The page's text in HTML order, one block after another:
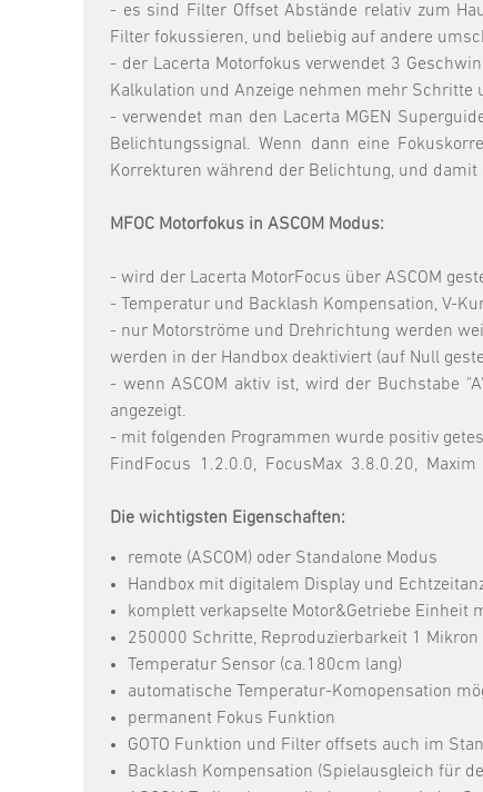
- es sind Filter Offset Abstände relativ zum
Filter fokussieren, und beliebig auf andere
- der Lacerta Motorfokus verwendet 3
Kalkulation und Anzeige nehmen mehr Schritte
- verwendet man den Lacerta MGEN
Belichtungssignal. Wenn dann eine
Korrekturen während der Belichtung, und
MFOC Motorfokus in ASCOM Modus:
- wird der Lacerta MotorFocus über ASCOM
- Temperatur und Backlash Kompensation, V-
- nur Motorströme und Drehrichtung werden
werden in der Handbox deaktiviert (auf Null
- wenn ASCOM aktiv ist, wird der Buchstabe
angezeigt.
- mit folgenden Programmen wurde positiv
FindFocus 1.2.0.0, FocusMax 3.8.0.20,
Die wichtigsten Eigenschaften:
remote (ASCOM) oder Standalone Modus
Handbox mit digitalem Display und
komplett verkapselte Motor&Getriebe
250000 Schritte, Reproduzierbarkeit 1
Temperatur Sensor (ca.180cm lang)
automatische Temperatur-Komopensation
permanent Fokus Funktion
GOTO Funktion und Filter offsets auch im
Backlash Kompensation (Spielausgleich für